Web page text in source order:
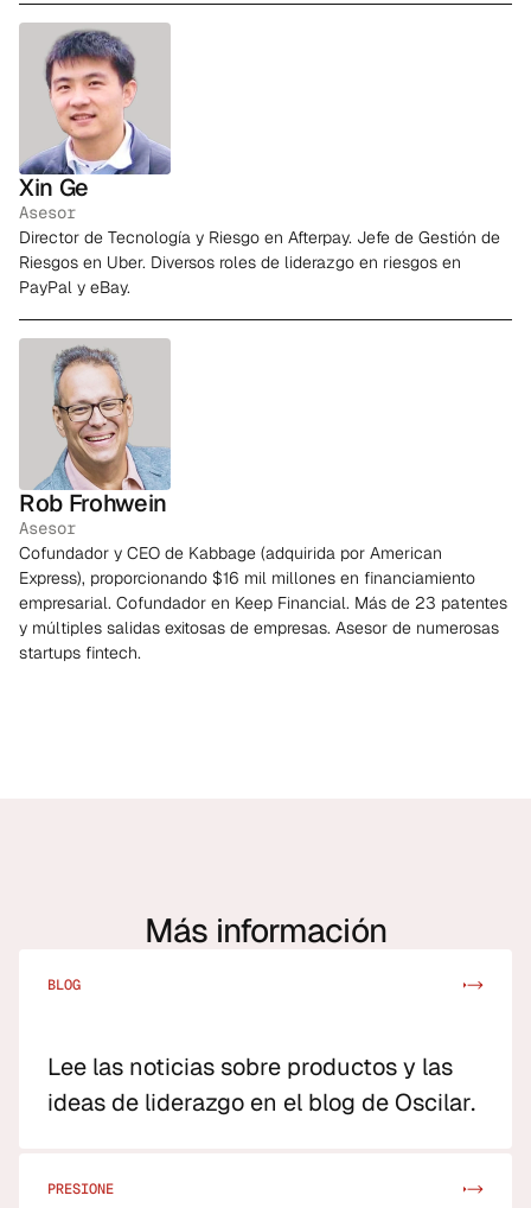
Xin Ge
Asesor
Director de Tecnología y Riesgo en Afterpay. Jefe de Gestión de
Riesgos en Uber. Diversos roles de liderazgo en riesgos en
PayPal y eBay.
Rob Frohwein
Asesor
Cofundador y CEO de Kabbage (adquirida por American
Express), proporcionando $16 mil millones en financiamiento
empresarial. Cofundador en Keep Financial. Más de 23 patentes
y múltiples salidas exitosas de empresas. Asesor de numerosas
startups fintech.
Más información
BLOG ->->
Lee las noticias sobre productos y las
ideas de liderazgo en el blog de Oscilar.
PRESIONE ->->